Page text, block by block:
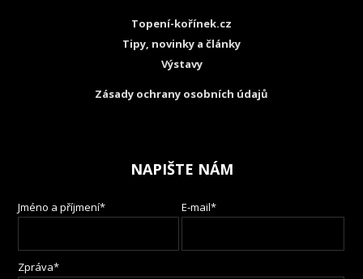
Topení-kořínek.cz
Tipy, novinky a články
Výstavy
Zásady ochrany osobních údajů
NAPIŠTE NÁM
Jméno a příjmení* E-mail*
Zpráva*